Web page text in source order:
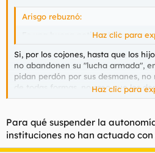
Arisgo rebuznó:
Es una buena noticia. Habra paz
Haz clic para
Si, por los cojones, hasta que los
no abandonen su "lucha armada",
pidan perdón por sus desmanes,
de todas formas, no creo que les
referendum ni hostias, y aquí lo
que se le va la pinza a los cuatro de
Lo que lo tienen claro son todos los
fanaticos hijosdeputa que verán,
Haz clic para
Para qué suspender la
instituciones no han actuado